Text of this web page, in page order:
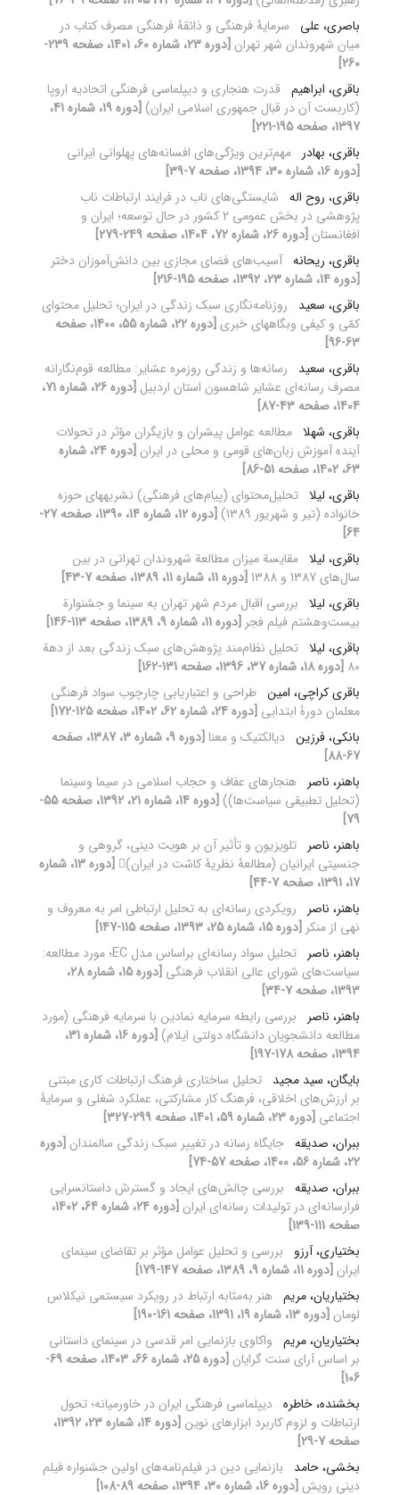
باصری، علی
سرمایۀ فرهنگی و ذائقۀ فرهنگی مصرف کتاب در
میان شهروندان شهر تهران
[دوره 23، شماره 60، 1401، صفحه 239-
260]
باقری، ابراهیم قدرت هنجاری و دیپلماسی فرهنگی اتحادیه اروپا
(کاربست آن در قبال جمهوری اسلامی ایران)
[دوره 19، شماره 41،
1397، صفحه 195-221]
باقری، بهادر مهم‌ترین ویژگی‌های افسانه‌های پهلوانی ایرانی
[دوره 16، شماره 30، 1394، صفحه 7-39]
باقری، روح اله شایستگی‌های ناب در فرایند ارتباطات ناب
پژوهشی در بخش عمومی 2 کشور در حال توسعه؛ ایران و
افغانستان [دوره 26، شماره 72، 1404، صفحه 249-279]
باقری، ریحانه آسیب‌های فضای مجازی بین دانش‌آموزان دختر
[دوره 14، شماره 23، 1392، صفحه 195-216]
باقری، سعید
روزنامه‌نگاری سبک زندگی در ایران؛ تحلیل محتوای
کمّی و کیفی وبگاههای خبری
[دوره 22، شماره 55، 1400، صفحه
63-96]
باقری، سعید
رسانه‌ها و زندگی روزمره عشایر: مطالعه قوم‌نگارانه
مصرف رسانه‌ای عشایر شاهسون استان اردبیل
[دوره 26، شماره 71،
1404، صفحه 43-87]
باقری، شهلا مطالعه عوامل پیشران و بازیگران مؤثر در تحولات
آینده آموزش زبان‌های قومی و محلی در ایران
[دوره 24، شماره
63، 1402، صفحه 51-86]
باقری، لیلا تحلیل‌محتوای (پیام‌های فرهنگی) نشریه‏های حوزه
خانواده (تیر و شهریور 1389)
[دوره 12، شماره 14، 1390، صفحه 27-
64]
باقری، لیلا مقایسة میزان مطالعة شهروندان تهرانی در بین
سال‌های 1387 و 1388
[دوره 11، شماره 11، 1389، صفحه 7-43]
باقری، لیلا بررسی اقبال مردم شهر تهران به سینما و جشنوارة
بیست‌وهشتم فیلم فجر [دوره 11، شماره 9، 1389، صفحه 113-146]
باقری، لیلا تحلیل نظام‌مند پژوهش‌های سبک زندگی بعد از دهة
80 [دوره 18، شماره 37، 1396، صفحه 131-162]
باقری کراچی، امین طراحی و اعتباریابی چارچوب سواد فرهنگی
معلمان دورۀ ابتدایی [دوره 24، شماره 62، 1402، صفحه 125-172]
بانکی، فرزین دیالکتیک و معنا
[دوره 9، شماره 3، 1387، صفحه
67-88]
باهنر، ناصر هنجارهای عفاف و حجاب اسلامی در سیما وسینما
(تحلیل تطبیقی سیاست‌ها))
[دوره 14، شماره 21، 1392، صفحه 55-
79]
باهنر، ناصر تلویزیون و تأثیر آن بر هویت دینی، گروهی و
جنسیتی ایرانیان (مطالعۀ نظریۀ کاشت در ایران)
[دوره 13، شماره
17، 1391، صفحه 7-44]
باهنر، ناصر
رویکردی رسانه‌ای به تحلیل ارتباطی امر به معروف و
نهی از منکر [دوره 15، شماره 25، 1393، صفحه 115-147]
باهنر، ناصر
تحلیل سواد رسانه‌ای براساس مدل EC؛ مورد مطالعه:
سیاست‌های شورای عالی انقلاب فرهنگی
[دوره 15، شماره 28،
1393، صفحه 7-34]
باهنر، ناصر
بررسی رابطه سرمایه نمادین با سرمایه فرهنگی (مورد
مطالعه دانشجویان دانشگاه دولتی ایلام)
[دوره 16، شماره 31،
1394، صفحه 178-197]
بایگان، سید مجید تحلیل ساختاری فرهنگ ارتباطات کاری مبتنی
بر ارزش‌های اخلاقی، فرهنگ کار مشارکتی، عملکرد شغلی و سرمایۀ
اجتماعی [دوره 23، شماره 59، 1401، صفحه 299-327]
ببران، صدیقه جایگاه رسانه در تغییر سبک زندگی سالمندان [دوره
22، شماره 56، 1400، صفحه 57-74]
ببران، صدیقه بررسی چالش‌های ایجاد و گسترش داستانسرایی
فرارسانه‌ای در تولیدات رسانه‌ای ایران
[دوره 24، شماره 64، 1402،
صفحه 111-139]
بختیاری، آرزو
بررسی و تحلیل عوامل مؤثر بر تقاضای سینمای
ایران [دوره 11، شماره 9، 1389، صفحه 147-179]
بختیاریان، مریم هنر به‌مثابه ارتباط در رویکرد سیستمی نیکلاس
لومان [دوره 13، شماره 19، 1391، صفحه 161-190]
بختیاریان، مریم واکاوی بازنمایی امر قدسی در سینمای داستانی
بر اساس آرای سنت گرایان
[دوره 25، شماره 66، 1403، صفحه 69-
106]
بخشنده، خاطره دیپلماسی فرهنگی ایران در خاورمیانه؛ تحول
ارتباطات و لزوم کاربرد ابزارهای نوین
[دوره 14، شماره 23، 1392،
صفحه 7-29]
بخشی، حامد
بازنمایی دین در فیلم‌نامه‌های اولین جشنواره فیلم
دینی رویش [دوره 16، شماره 30، 1394، صفحه 89-108]